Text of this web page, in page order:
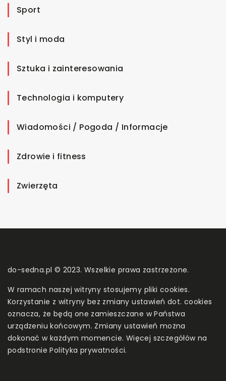
Sport
Styl i moda
Sztuka i zainteresowania
Technologia i komputery
Wiadomości / Pogoda / Informacje
Zdrowie i fitness
Zwierzęta
do-sedna.pl © 2023. Wszelkie prawa zastrzeżone.
W ramach naszej witryny stosujemy pliki cookies.
Korzystanie z witryny bez zmiany ustawień dot. cookies
oznacza, że będą one zamieszczane w Państwa
urządzeniu końcowym. Zmiany ustawień można
dokonać w każdym momencie. Więcej szczegółów na
podstroniePolityka prywatności.